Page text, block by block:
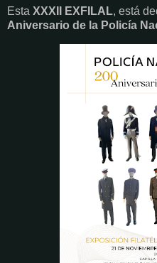
Esta XXXII EXFILAL, está
Aniversario de la Policía